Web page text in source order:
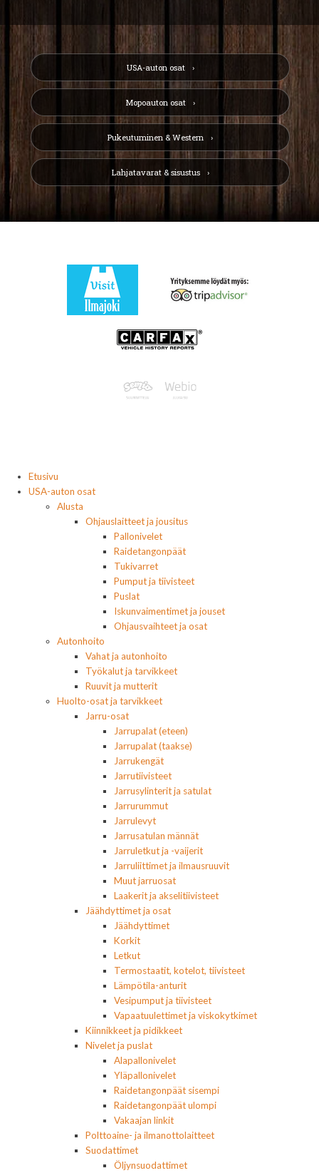
USA-auton osat
Mopoauton osat
Pukeutuminen & Western
Lahjatavarat & sisustus
Etusivu
USA-auton osat
Alusta
Ohjauslaitteet ja jousitus
Pallonivelet
Raidetangonpäät
Tukivarret
Pumput ja tiivisteet
Puslat
Iskunvaimentimet ja jouset
Ohjausvaihteet ja osat
Autonhoito
Vahat ja autonhoito
Työkalut ja tarvikkeet
Ruuvit ja mutterit
Huolto-osat ja tarvikkeet
Jarru-osat
Jarrupalat (eteen)
Jarrupalat (taakse)
Jarrukengät
Jarrutiivisteet
Jarrusylinterit ja satulat
Jarrurummut
Jarrulevyt
Jarrusatulan männät
Jarruletkut ja -vaijerit
Jarruliittimet ja ilmausruuvit
Muut jarruosat
Laakerit ja akselitiivisteet
Jäähdyttimet ja osat
Jäähdyttimet
Korkit
Letkut
Termostaatit, kotelot, tiivisteet
Lämpötila-anturit
Vesipumput ja tiivisteet
Vapaatuulettimet ja viskokytkimet
Kiinnikkeet ja pidikkeet
Nivelet ja puslat
Alapallonivelet
Yläpallonivelet
Raidetangonpäät sisempi
Raidetangonpäät ulompi
Vakaajan linkit
Polttoaine- ja ilmanottolaitteet
Suodattimet
Öljynsuodattimet